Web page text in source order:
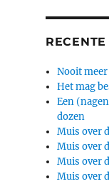
Nooit meer
Het mag
Een
dozen
Muis over
Muis over
Muis over
Muis over